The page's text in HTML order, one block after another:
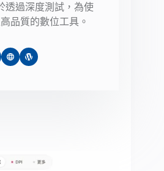
透過深度測試，為使
品質的數位工具。